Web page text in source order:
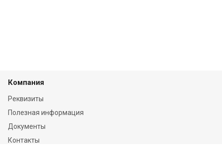
Компания
Реквизиты
Полезная информация
Документы
Контакты